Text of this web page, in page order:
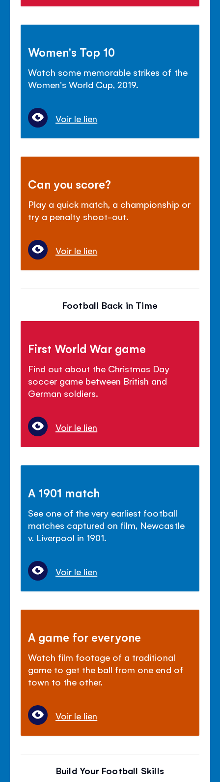
Women's Top 10
Watch some memorable strikes of the
Women's World Cup, 2019.
Voir le lien
Can you score?
Play a quick match, a championship or
try a penalty shoot-out.
Voir le lien
Football Back in Time
First World War game
Find out about the Christmas Day
soccer game between British and
German soldiers.
Voir le lien
A 1901 match
See one of the very earliest football
matches captured on film, Newcastle
v. Liverpool in 1901.
Voir le lien
A game for everyone
Watch film footage of a traditional
game to get the ball from one end of
town to the other.
Voir le lien
Build Your Football Skills